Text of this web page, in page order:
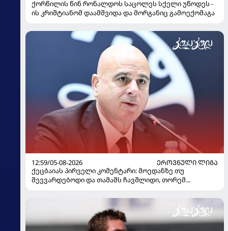
ქორწილის წინ რონალდოს საცოლეს სქელი უწოდეს -
ის კრიშტიანომ დაამშვიდა და მორგანიც გამოექომაგა
12:59/05-08-2026
ᲔᲠᲝᲕᲜᲣᲚᲘ ᲚᲘᲒᲐ
ქეცბაიას პირველი კომენტარი: მოედანზე თუ
შევვარდებოდი და თამაშს ჩავშლიდი, თორემ...